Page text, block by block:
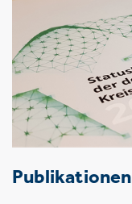
Publikationen